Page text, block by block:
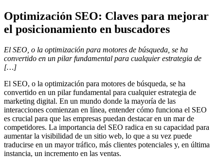
Optimización SEO: Claves para mejorar
el posicionamiento en buscadores
El SEO, o la optimización para motores de búsqueda, se ha
convertido en un pilar fundamental para cualquier estrategia de
[…]
El SEO, o la optimización para motores de búsqueda, se ha
convertido en un pilar fundamental para cualquier estrategia de
marketing digital. En un mundo donde la mayoría de las
interacciones comienzan en línea, entender cómo funciona el SEO
es crucial para que las empresas puedan destacar en un mar de
competidores. La importancia del SEO radica en su capacidad para
aumentar la visibilidad de un sitio web, lo que a su vez puede
traducirse en un mayor tráfico, más clientes potenciales y, en última
instancia, un incremento en las ventas.